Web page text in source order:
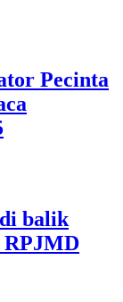
Pecinta
balik
RPJMD